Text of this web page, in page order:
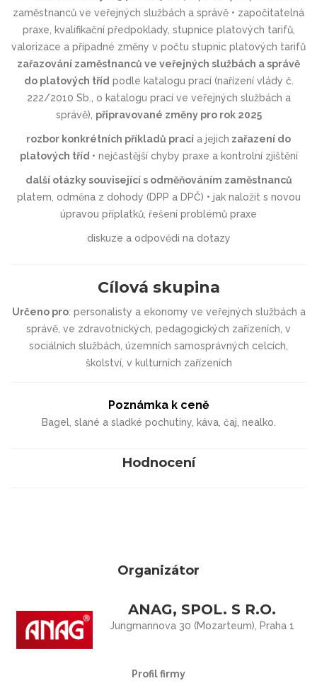
zaměstnanců ve veřejných službách a správě • započitatelná
praxe, kvalifikační předpoklady, stupnice platových tarifů,
valorizace a případné změny v počtu stupnic platových tarifů
zařazování zaměstnanců ve veřejných službách a správě
do platových tříd podle katalogu prací (nařízení vlády č.
222/2010 Sb., o katalogu prací ve veřejných službách a
správě), připravované změny pro rok 2025
rozbor konkrétních příkladů prací a jejich zařazení do
platových tříd • nejčastější chyby praxe a kontrolní zjištění
další otázky související s odměňováním zaměstnanců
platem, odměna z dohody (DPP a DPČ) • jak naložit s novou
úpravou příplatků, řešení problémů praxe
diskuze a odpovědi na dotazy
Cílová skupina
Určeno pro: personalisty a ekonomy ve veřejných službách a
správě, ve zdravotnických, pedagogických zařízeních, v
sociálních službách, územních samosprávných celcích,
školství, v kulturních zařízeních
Poznámka k ceně
Bagel, slané a sladké pochutiny, káva, čaj, nealko.
Hodnocení
Organizátor
ANAG, SPOL. S R.O.
Jungmannova 30 (Mozarteum), Praha 1
Profil firmy